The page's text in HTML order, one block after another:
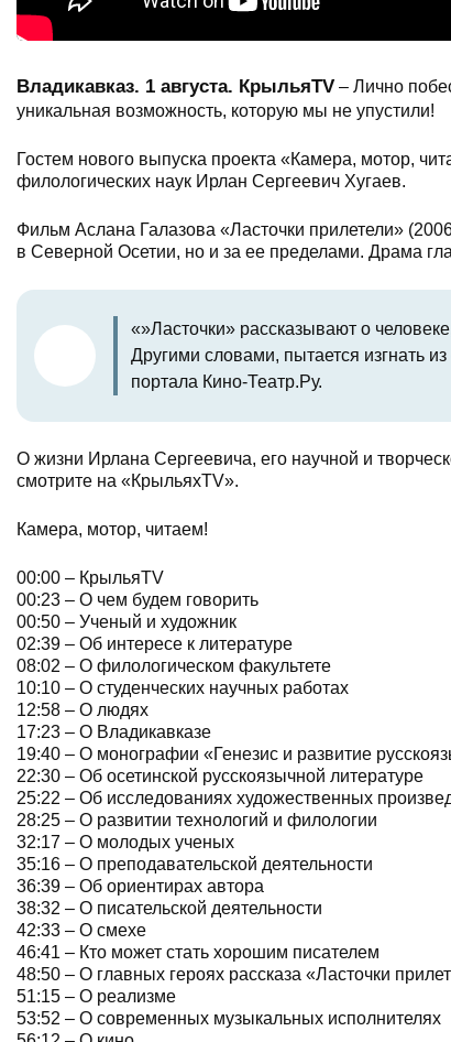
Владикавказ. 1 августа. КрыльяTV – Лично
уникальная возможность, которую мы не упустили!
Гостем нового выпуска проекта «Камера, мотор,
филологических наук Ирлан Сергеевич Хугаев.
Фильм Аслана Галазова «Ласточки прилетели»
в Северной Осетии, но и за ее пределами. Драма
«»Ласточки» рассказывают о
Другими словами, пытается изгнать
портала Кино-Театр.Ру.
О жизни Ирлана Сергеевича, его научной и
смотрите на «КрыльяхTV».
Камера, мотор, читаем!
00:00 – КрыльяTV
00:23 – О чем будем говорить
00:50 – Ученый и художник
02:39 – Об интересе к литературе
08:02 – О филологическом факультете
10:10 – О студенческих научных работах
12:58 – О людях
17:23 – О Владикавказе
19:40 – О монографии «Генезис и развитие
22:30 – Об осетинской русскоязычной литературе
25:22 – Об исследованиях художественных
28:25 – О развитии технологий и филологии
32:17 – О молодых ученых
35:16 – О преподавательской деятельности
36:39 – Об ориентирах автора
38:32 – О писательской деятельности
42:33 – О смехе
46:41 – Кто может стать хорошим писателем
48:50 – О главных героях рассказа «Ласточки
51:15 – О реализме
53:52 – О современных музыкальных исполнителях